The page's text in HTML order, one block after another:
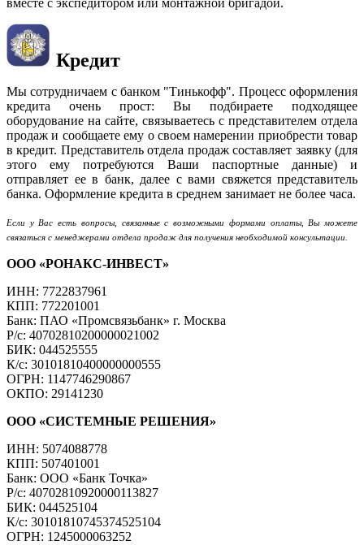
вместе с экспедитором или монтажной бригадой.
Кредит
Мы сотрудничаем с банком "Тинькофф". Процесс оформления
кредита очень прост: Вы подбираете подходящее
оборудование на сайте, связываетесь с представителем отдела
продаж и сообщаете ему о своем намерении приобрести товар
в кредит. Представитель отдела продаж составляет заявку (для
этого ему потребуются Ваши паспортные данные) и
отправляет ее в банк, далее с вами свяжется представитель
банка. Оформление кредита в среднем занимает не более часа.
Если у Вас есть вопросы, связанные с возможными формами оплаты, Вы можете
связаться с менеджерами отдела продаж для получения необходимой консультации.
ООО «РОНАКС-ИНВЕСТ»
ИНН: 7722837961
КПП: 772201001
Банк: ПАО «Промсвязьбанк» г. Москва
Р/с: 40702810200000021002
БИК: 044525555
К/с: 30101810400000000555
ОГРН: 1147746290867
ОКПО: 29141230
ООО «СИСТЕМНЫЕ РЕШЕНИЯ»
ИНН: 5074088778
КПП: 507401001
Банк: ООО «Банк Точка»
Р/с: 40702810920000113827
БИК: 044525104
К/с: 30101810745374525104
ОГРН: 1245000063252